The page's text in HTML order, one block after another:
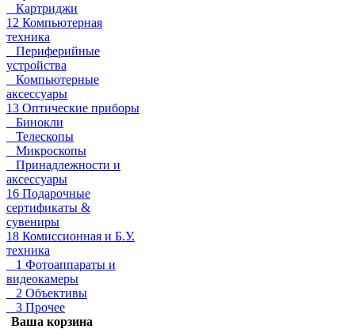
Картриджи
12 Компьютерная
техника
Периферийные
устройства
Компьютерные
аксессуары
13 Оптические приборы
Бинокли
Телескопы
Микроскопы
Принадлежности и
аксессуары
16 Подарочные
сертификаты &
сувениры
18 Комиссионная и Б.У.
техника
1 Фотоаппараты и
видеокамеры
2 Объективы
3 Прочее
Ваша корзина